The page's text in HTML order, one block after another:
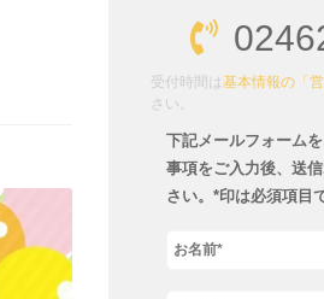
受付時間は基本情報の「営
さい。
下記メールフォーム
事項をご入力後、送
さい。*印は必須項目